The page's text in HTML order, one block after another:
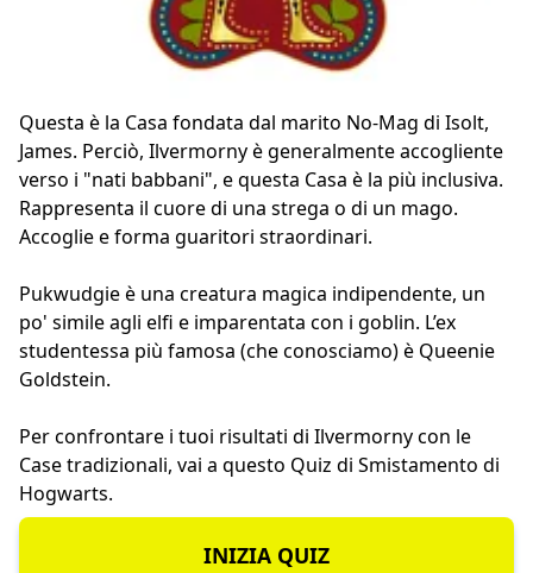
Questa è la Casa fondata dal marito No-Mag di Isolt,
James. Perciò, Ilvermorny è generalmente accogliente
verso i "nati babbani", e questa Casa è la più inclusiva.
Rappresenta il cuore di una strega o di un mago.
Accoglie e forma guaritori straordinari.
Pukwudgie è una creatura magica indipendente, un
po' simile agli elfi e imparentata con i goblin. L’ex
studentessa più famosa (che conosciamo) è Queenie
Goldstein.
Per confrontare i tuoi risultati di Ilvermorny con le
Case tradizionali, vai a questo Quiz di Smistamento di
Hogwarts.
INIZIA QUIZ